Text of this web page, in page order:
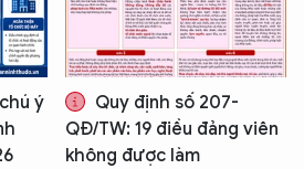
ý
Quy định số 207-
QĐ/TW: 19 điều đảng viên
không được làm